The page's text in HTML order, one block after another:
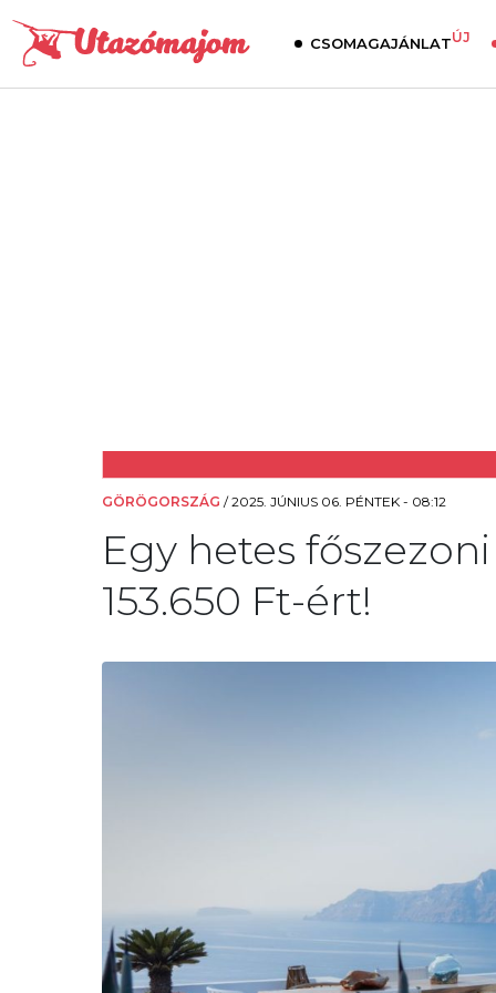
CSOMAGAJÁNLATÚJ
GÖRÖGORSZÁG /2025. JÚNIUS 06. PÉNTEK - 08:12
Egy hetes
153.650 Ft-ért!